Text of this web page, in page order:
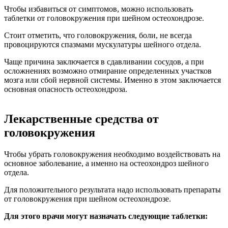
Чтобы избавиться от симптомов, можно использовать
таблетки от головокружения при шейном остеохондрозе.
Стоит отметить, что головокружения, боли, не всегда
провоцируются спазмами мускулатуры шейного отдела.
Чаще причина заключается в сдавливании сосудов, а при
осложнениях возможно отмирание определенных участков
мозга или сбой нервной системы. Именно в этом заключается
основная опасность остеохондроза.
Лекарственные средства от
головокружения
Чтобы убрать головокружения необходимо воздействовать на
основное заболевание, а именно на остеохондроз шейного
отдела.
Для положительного результата надо использовать препараты
от головокружения при шейном остеохондрозе.
Для этого врачи могут назначать следующие таблетки: